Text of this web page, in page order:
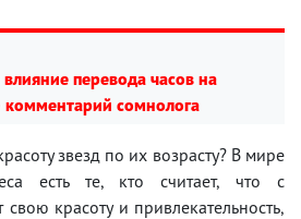
перевода часов на
комментарий сомнолога
звезд по их возрасту? В мире
есть те, кто считает, что с
красоту и привлекательность,